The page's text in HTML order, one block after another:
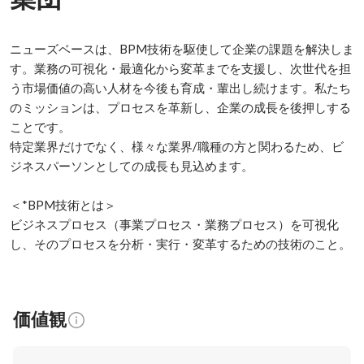
ニューズベースは、BPM技術を駆使して企業の課題を解決しま
す。業務の可視化・最適化から変革までを支援し、次世代を担
う市場価値の高い人材を今後も育成・輩出し続けます。私たち
のミッションは、プロセスを革新し、企業の成長を後押しする
ことです。
特定業界だけでなく、様々な業界/職種の方と関わるため、ビ
ジネスパーソンとしての成長も見込めます。
＜*BPM技術とは＞
ビジネスプロセス（事業プロセス・業務プロセス）を可視化
し、そのプロセスを分析・実行・変革するための技術のこと。
価値観